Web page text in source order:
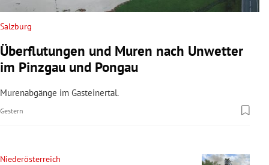
Salzburg
Überflutungen und Muren nach Unwetter
im Pinzgau und Pongau
Murenabgänge im Gasteinertal.
Gestern
Niederösterreich